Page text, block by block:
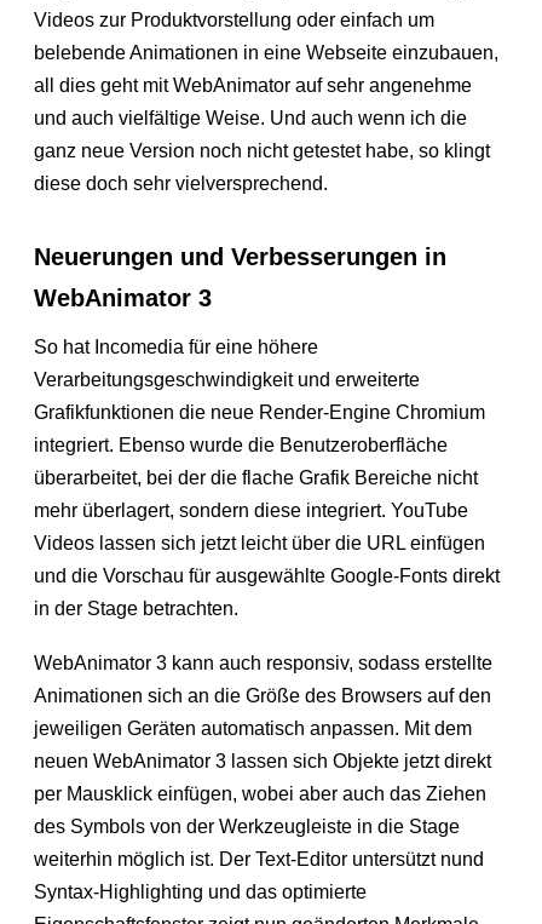
Videos zur Produktvorstellung oder einfach um
belebende Animationen in eine Webseite einzubauen,
all dies geht mit WebAnimator auf sehr angenehme
und auch vielfältige Weise. Und auch wenn ich die
ganz neue Version noch nicht getestet habe, so klingt
diese doch sehr vielversprechend.
Neuerungen und Verbesserungen in
WebAnimator 3
So hat Incomedia für eine höhere
Verarbeitungsgeschwindigkeit und erweiterte
Grafikfunktionen die neue Render-Engine Chromium
integriert. Ebenso wurde die Benutzeroberfläche
überarbeitet, bei der die flache Grafik Bereiche nicht
mehr überlagert, sondern diese integriert. YouTube
Videos lassen sich jetzt leicht über die URL einfügen
und die Vorschau für ausgewählte Google-Fonts direkt
in der Stage betrachten.
WebAnimator 3 kann auch responsiv, sodass erstellte
Animationen sich an die Größe des Browsers auf den
jeweiligen Geräten automatisch anpassen. Mit dem
neuen WebAnimator 3 lassen sich Objekte jetzt direkt
per Mausklick einfügen, wobei aber auch das Ziehen
des Symbols von der Werkzeugleiste in die Stage
weiterhin möglich ist. Der Text-Editor untersützt nund
Syntax-Highlighting und das optimierte